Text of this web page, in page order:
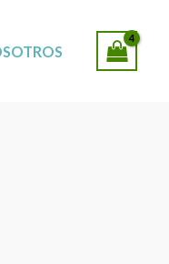
SUCURSALES